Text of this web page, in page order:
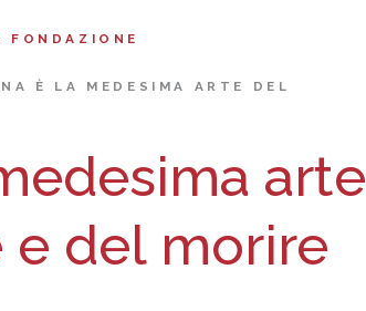
È LA MEDESIMA ARTE DEL
arte
e del morire